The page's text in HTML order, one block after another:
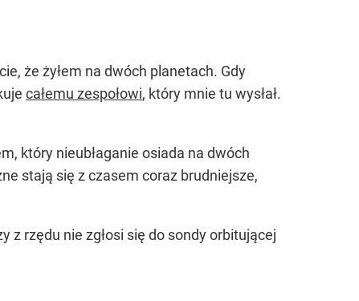
że żyłem na dwóch planetach. Gdy
całemu zespołowi, który mnie tu wysłał.
który nieubłaganie osiada na dwóch
stają się z czasem coraz brudniejsze,
z rzędu nie zgłosi się do sondy orbitującej